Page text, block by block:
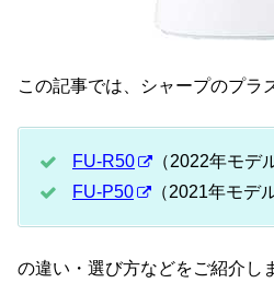
この記事では、シャープのプラ
FU-R50
（2022年モデ
FU-P50
（2021年モデ
の違い・選び方などをご紹介し